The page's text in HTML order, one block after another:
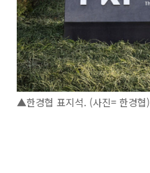
▲한경협 표지석. (사진= 한경협)